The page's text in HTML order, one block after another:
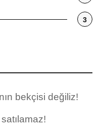
3
bekçisi değiliz!